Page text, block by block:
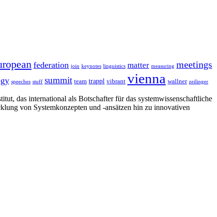
federation join keynotes linguistics matter measuring meetings
speeches stuff summit team trappl vibrant vienna wallner zeilinger
das international als Botschafter für das systemwissenschaftliche
von Systemkonzepten und -ansätzen hin zu innovativen